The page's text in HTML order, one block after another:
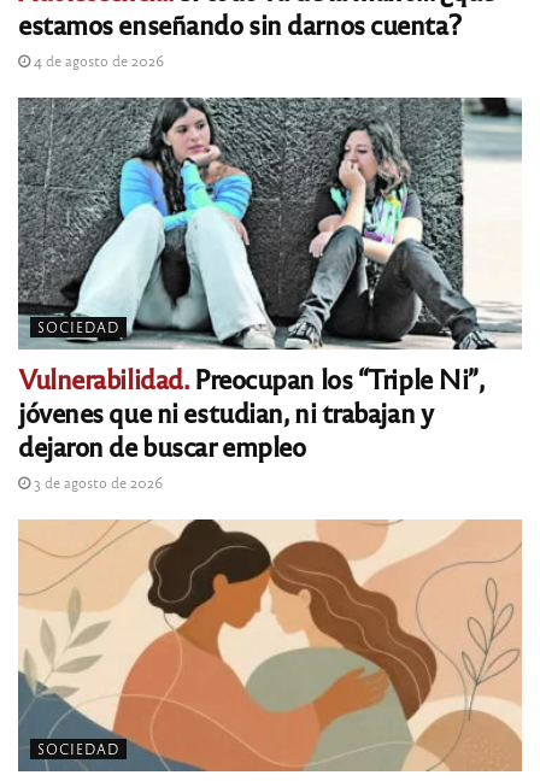
estamos enseñando sin darnos cuenta?
4 de agosto de 2026
SOCIEDAD
Vulnerabilidad.Preocupan los “Triple Ni”,
jóvenes que ni estudian, ni trabajan y
dejaron de buscar empleo
3 de agosto de 2026
SOCIEDAD